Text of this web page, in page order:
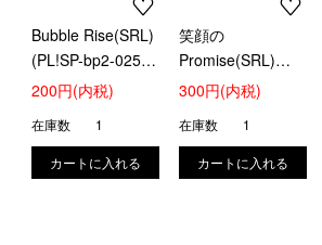
Bubble Rise(SRL)
(PL!SP-bp2-025-
SRL)
200円(内税)
在庫数 1
笑顔の
Promise(SRL)
(PL!SP-bp2-026-
300円(内税)
在庫数 1